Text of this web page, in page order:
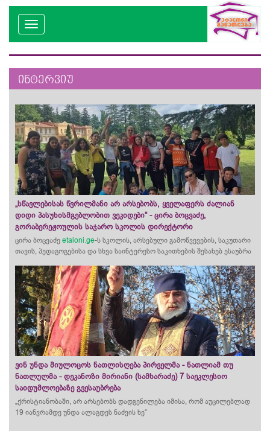
ინტერვიუ
„სწავლებისას წვრილმანი არ არსებობს, ყველაფერს ძალიან
დიდი პასუხისმგებლობით ვეკიდები“ - ცირა ბოცვაძე,
გორაბერეჟოულის საჯარო სკოლის დირექტორი
ცირა ბოცვაძე etaloni.ge-ს სკოლის, არსებული გამოწვევების, საკუთარი
თავის, პედაგოგებისა და სხვა საინტერესო საკითხების შესახებ ესაუბრა
ვინ უნდა მიულოცოს ნათლისღება პირველმა - ნათლიამ თუ
ნათლულმა - დეკანოზი მირიანი (სამხარაძე) 7 საეკლესიო
საიდუმლოებაზე გვესაუბრება
„ქრისტიანობაში, არ არსებობს დადგენილება იმისა, რომ აუცილებლად
19 იანვრამდე უნდა ალაგდეს ნაძვის ხე“